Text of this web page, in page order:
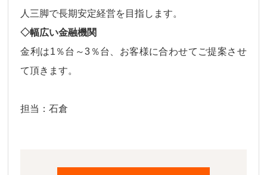
人三脚で長期安定経営を目指します。
◇幅広い金融機関
金利は1％台～3％台、 お客様に合わせてご提案させ
て頂きます。
担当：石倉